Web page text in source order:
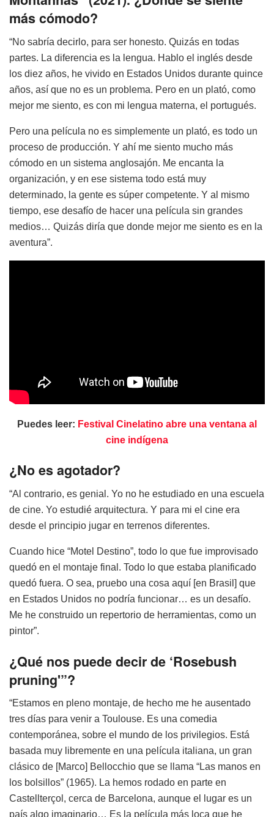
más cómodo?
“No sabría decirlo, para ser honesto. Quizás en todas
partes. La diferencia es la lengua. Hablo el inglés desde
los diez años, he vivido en Estados Unidos durante quince
años, así que no es un problema. Pero en un plató, como
mejor me siento, es con mi lengua materna, el portugués.
Pero una película no es simplemente un plató, es todo un
proceso de producción. Y ahí me siento mucho más
cómodo en un sistema anglosajón. Me encanta la
organización, y en ese sistema todo está muy
determinado, la gente es súper competente. Y al mismo
tiempo, ese desafío de hacer una película sin grandes
medios… Quizás diría que donde mejor me siento es en la
aventura”.
Puedes leer: Festival Cinelatino abre una ventana al
cine indígena
¿No es agotador?
“Al contrario, es genial. Yo no he estudiado en una escuela
de cine. Yo estudié arquitectura. Y para mi el cine era
desde el principio jugar en terrenos diferentes.
Cuando hice “Motel Destino”, todo lo que fue improvisado
quedó en el montaje final. Todo lo que estaba planificado
quedó fuera. O sea, pruebo una cosa aquí [en Brasil] que
en Estados Unidos no podría funcionar… es un desafío.
Me he construido un repertorio de herramientas, como un
pintor”.
¿Qué nos puede decir de ‘Rosebush
pruning'”?
“Estamos en pleno montaje, de hecho me he ausentado
tres días para venir a Toulouse. Es una comedia
contemporánea, sobre el mundo de los privilegios. Está
basada muy libremente en una película italiana, un gran
clásico de [Marco] Bellocchio que se llama “Las manos en
los bolsillos” (1965). La hemos rodado en parte en
Castellterçol, cerca de Barcelona, aunque el lugar es un
país algo imaginario… Es la película más loca que he